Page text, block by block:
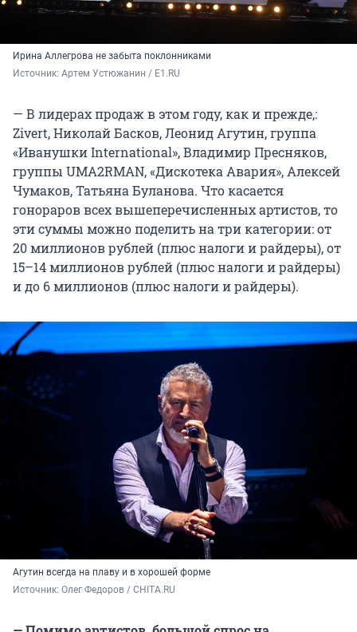
Ирина Аллегрова не забыта поклонниками
Источник: Артем Устюжанин / E1.RU
— В лидерах продаж в этом году, как и прежде,:
Zivert, Николай Басков, Леонид Агутин, группа
«Иванушки International», Владимир Пресняков,
группы UMA2RMAN, «Дискотека Авария», Алексей
Чумаков, Татьяна Буланова. Что касается
гонораров всех вышеперечисленных артистов, то
эти суммы можно поделить на три категории: от
20 миллионов рублей (плюс налоги и райдеры), от
15–14 миллионов рублей (плюс налоги и райдеры)
и до 6 миллионов (плюс налоги и райдеры).
Агутин всегда на плаву и в хорошей форме
Источник: Олег Федоров / CHITA.RU